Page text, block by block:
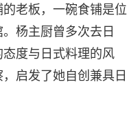
老板，一碗食铺是位
杨主厨曾多次去日
度与日式料理的风
启发了她自创兼具日